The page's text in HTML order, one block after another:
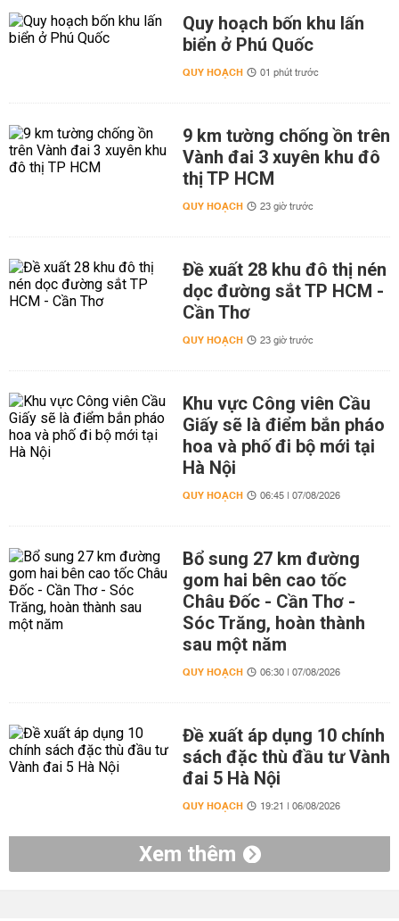
Quy hoạch bốn khu lấn
biển ở Phú Quốc
QUY HOẠCH 01 phút trước
9 km tường chống ồn trên
Vành đai 3 xuyên khu đô
thị TP HCM
QUY HOẠCH 23 giờ trước
Đề xuất 28 khu đô thị nén
dọc đường sắt TP HCM -
Cần Thơ
QUY HOẠCH 23 giờ trước
Khu vực Công viên Cầu
Giấy sẽ là điểm bắn pháo
hoa và phố đi bộ mới tại
Hà Nội
QUY HOẠCH 06:45 | 07/08/2026
Bổ sung 27 km đường
gom hai bên cao tốc
Châu Đốc - Cần Thơ -
Sóc Trăng, hoàn thành
sau một năm
QUY HOẠCH 06:30 | 07/08/2026
Đề xuất áp dụng 10 chính
sách đặc thù đầu tư Vành
đai 5 Hà Nội
QUY HOẠCH 19:21 | 06/08/2026
Xem thêm